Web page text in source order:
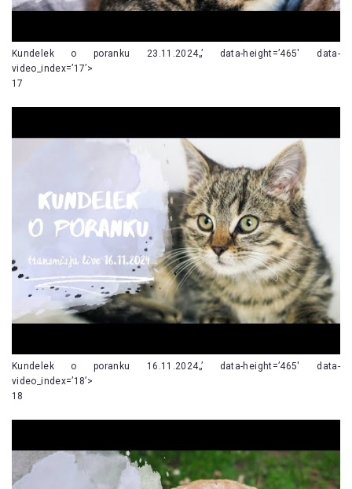
Kundelek o poranku 23.11.2024„’ data-height=’465′ data-
video_index=’17’>
17
Kundelek o poranku 16.11.2024„’ data-height=’465′ data-
video_index=’18’>
18